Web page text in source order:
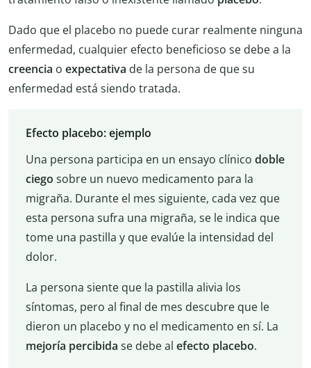
Dado que el placebo no puede curar realmente ninguna
enfermedad, cualquier efecto beneficioso se debe a la
creencia o expectativa de la persona de que su
enfermedad está siendo tratada.
Efecto placebo: ejemplo
Una persona participa en un ensayo clínico doble
ciego sobre un nuevo medicamento para la
migraña. Durante el mes siguiente, cada vez que
esta persona sufra una migraña, se le indica que
tome una pastilla y que evalúe la intensidad del
dolor.
La persona siente que la pastilla alivia los
síntomas, pero al final de mes descubre que le
dieron un placebo y no el medicamento en sí. La
mejoría percibida se debe al efecto placebo.